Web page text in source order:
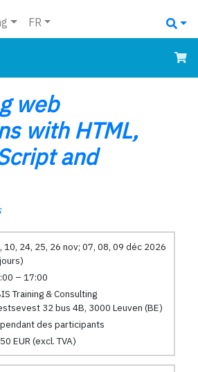
FR
web
with HTML,
and
10, 24, 25, 26 nov; 07, 08, 09 déc 2026
– 17:00
Training & Consulting
32 bus 4B, 3000 Leuven (BE)
des participants
EUR (excl. TVA)